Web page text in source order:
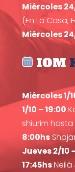
Miércoles
(En La Casa,
Miércoles
IOM
Miércoles 1/
1/10 – 19:00
shiurim
8:00hs
Jueves 2/10
17:45hsNeilá